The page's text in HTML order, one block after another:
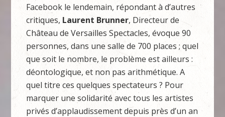
Facebook le lendemain, répondant à d’autres
critiques, Laurent Brunner, Directeur de
Château de Versailles Spectacles, évoque 90
personnes, dans une salle de 700 places ; quel
que soit le nombre, le problème est ailleurs :
déontologique, et non pas arithmétique. A
quel titre ces quelques spectateurs ? Pour
marquer une solidarité avec tous les artistes
privés d’applaudissement depuis près d’un an